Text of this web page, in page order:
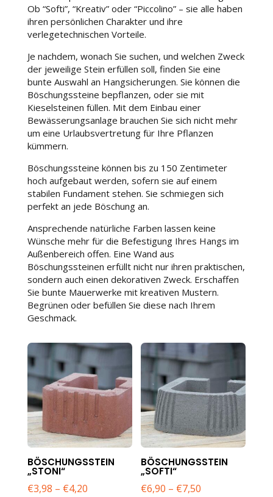
Ob “Softi”, “Kreativ” oder “Piccolino” – sie alle haben
ihren persönlichen Charakter und ihre
verlegetechnischen Vorteile.
Je nachdem, wonach Sie suchen, und welchen Zweck
der jeweilige Stein erfüllen soll, finden Sie eine
bunte Auswahl an Hangsicherungen. Sie können die
Böschungssteine bepflanzen, oder sie mit
Kieselsteinen füllen. Mit dem Einbau einer
Bewässerungsanlage brauchen Sie sich nicht mehr
um eine Urlaubsvertretung für Ihre Pflanzen
kümmern.
Böschungssteine können bis zu 150 Zentimeter
hoch aufgebaut werden, sofern sie auf einem
stabilen Fundament stehen. Sie schmiegen sich
perfekt an jede Böschung an.
Ansprechende natürliche Farben lassen keine
Wünsche mehr für die Befestigung Ihres Hangs im
Außenbereich offen. Eine Wand aus
Böschungssteinen erfüllt nicht nur ihren praktischen,
sondern auch einen dekorativen Zweck. Erschaffen
Sie bunte Mauerwerke mit kreativen Mustern.
Begrünen oder befüllen Sie diese nach Ihrem
Geschmack.
BÖSCHUNGSSTEIN
„STONI“
€3,98 – €4,20
BÖSCHUNGSSTEIN
„SOFTI“
€6,90 – €7,50